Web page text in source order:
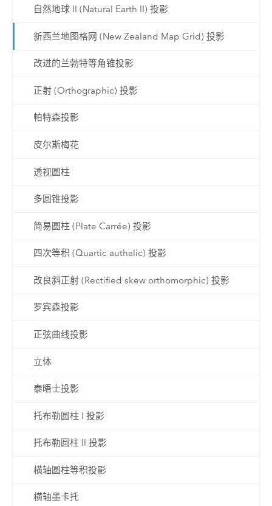
自然地球 II (Natural Earth II) 投影
新西兰地图格网 (New Zealand Map Grid) 投影
改进的兰勃特等角锥投影
正射 (Orthographic) 投影
帕特森投影
皮尔斯梅花
透视圆柱
多圆锥投影
简易圆柱 (Plate Carrée) 投影
四次等积 (Quartic authalic) 投影
改良斜正射 (Rectified skew orthomorphic) 投影
罗宾森投影
正弦曲线投影
立体
泰晤士投影
托布勒圆柱 I 投影
托布勒圆柱 II 投影
横轴圆柱等积投影
横轴墨卡托